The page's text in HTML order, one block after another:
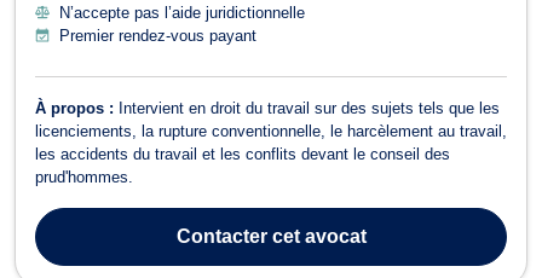
N’accepte pas l’aide juridictionnelle
Premier rendez-vous payant
À propos : Intervient en droit du travail sur des sujets tels que les
licenciements, la rupture conventionnelle, le harcèlement au travail,
les accidents du travail et les conflits devant le conseil des
prud'hommes.
Contactercet avocat